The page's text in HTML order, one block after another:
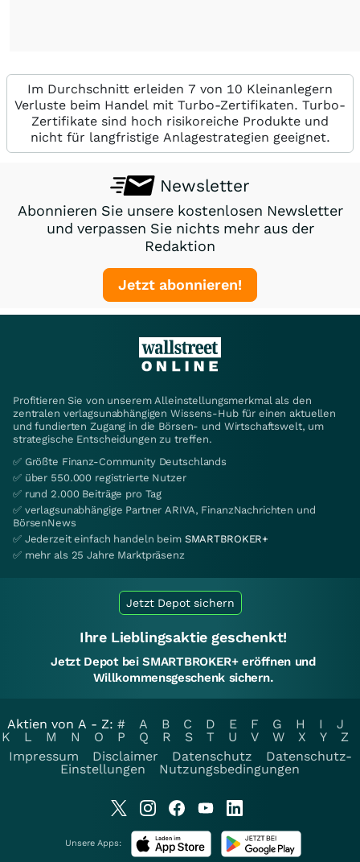
Im Durchschnitt erleiden 7 von 10 Kleinanlegern
Verluste beim Handel mit Turbo-Zertifikaten. Turbo-
Zertifikate sind hoch risikoreiche Produkte und
nicht für langfristige Anlagestrategien geeignet.
Newsletter
Abonnieren Sie unsere kostenlosen Newsletter
und verpassen Sie nichts mehr aus der
Redaktion
Jetzt abonnieren!
Profitieren Sie von unserem Alleinstellungsmerkmal als den
zentralen verlagsunabhängigen Wissens-Hub für einen aktuellen
und fundierten Zugang in die Börsen- und Wirtschaftswelt, um
strategische Entscheidungen zu treffen.
✅ Größte Finanz-Community Deutschlands
✅ über 550.000 registrierte Nutzer
✅ rund 2.000 Beiträge pro Tag
✅ verlagsunabhängige Partner ARIVA, FinanzNachrichten und
BörsenNews
✅ Jederzeit einfach handeln beim SMARTBROKER+
✅ mehr als 25 Jahre Marktpräsenz
Jetzt Depot sichern
Ihre Lieblingsaktie geschenkt!
Jetzt Depot bei SMARTBROKER+ eröffnen und
Willkommensgeschenk sichern.
Aktien von A - Z: # A B C D E F G H I
J
K
L M N O P Q R S T U V W X Y
Z
Impressum
Disclaimer Datenschutz
Datenschutz-
Einstellungen
Nutzungsbedingungen
Unsere Apps: